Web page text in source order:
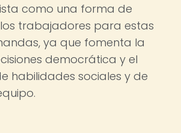
como una forma de
trabajadores para estas
ya que fomenta la
democrática y el
habilidades sociales y de